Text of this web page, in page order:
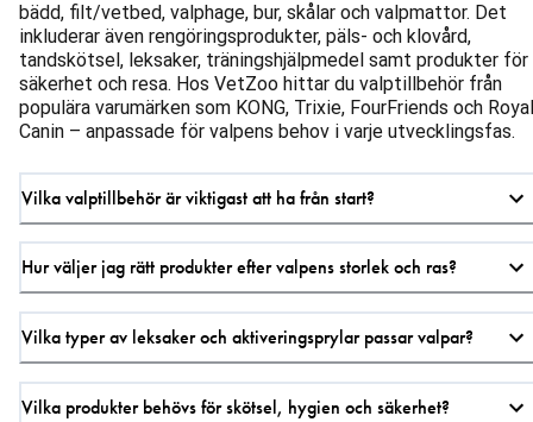
bädd, filt/vetbed, valphage, bur, skålar och valpmattor. Det
inkluderar även rengöringsprodukter, päls- och klovård,
tandskötsel, leksaker, träningshjälpmedel samt produkter för
säkerhet och resa. Hos VetZoo hittar du valptillbehör från
populära varumärken som KONG, Trixie, FourFriends och Royal
Canin – anpassade för valpens behov i varje utvecklingsfas.
Vilka valptillbehör är viktigast att ha från start?
Hur väljer jag rätt produkter efter valpens storlek och ras?
Vilka typer av leksaker och aktiveringsprylar passar valpar?
Vilka produkter behövs för skötsel, hygien och säkerhet?